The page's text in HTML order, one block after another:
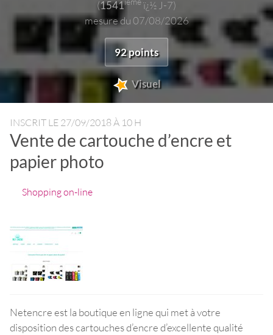
(1541
ï¿½ J-7)
mesure du 07/08/2026
92 points
Visuel
INSCRIT LE 27/09/2018 À 10 H
Vente de cartouche d’encre et
papier photo
Shopping on-line
Netencre est la boutique en ligne qui met à votre
disposition des cartouches d’encre d’excellente qualité